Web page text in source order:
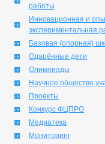
работы
Инновационная и
экспериментальная
Базовая (опорная)
Одарённые дети
Олимпиады
Научное общество
Проекты
Конкурс ФЦПРО
Медиатека
Мониторинг